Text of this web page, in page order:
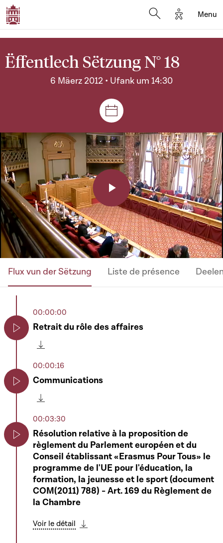
Options
Menu
Ëffentlech Sëtzung N° 18
6 Mäerz 2012 • Ufank um 14:30
Sëtzungen a Reuniounen
Play
Video
Flux vun der Sëtzung Liste de présence
00:00:00
Retrait du rôle des affaires
00:00:16
Communications
00:03:30
Résolution relative à la proposition de
règlement du Parlement européen et du
Conseil établissant «Erasmus Pour Tous» le
programme de l'UE pour l'éducation, la
formation, la jeunesse et le sport (document
COM(2011) 788) - Art. 169 du Règlement de
la Chambre
Voir le détail